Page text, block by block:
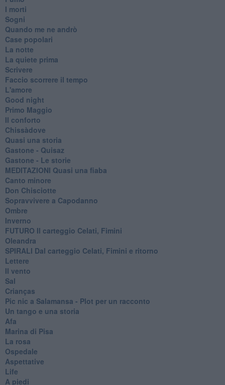
I morti
Sogni
Quando me ne andrò
Case popolari
La notte
La quiete prima
Scrivere
Faccio scorrere il tempo
L'amore
Good night
Primo Maggio
Il conforto
Chissàdove
Quasi una storia
Gastone - Quisaz
Gastone - Le storie
MEDITAZIONI Quasi una fiaba
Canto minore
Don Chisciotte
Sopravvivere a Capodanno
Ombre
Inverno
FUTURO Il carteggio Celati, Fimini
Oleandra
SPIRALI Dal carteggio Celati, Fimini e ritorno
Lettere
Il vento
Sal
Crianças
Pic nic a Salamansa - Plot per un racconto
Un tango e una storia
Afa
Marina di Pisa
La rosa
Ospedale
Aspettative
Life
A piedi